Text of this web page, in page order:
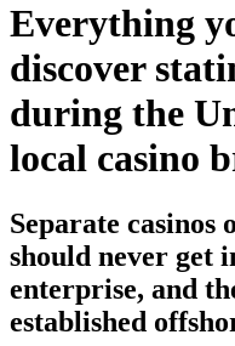
Everything
discover
during the
local casino
Separate casinos
should never get
enterprise, and
established